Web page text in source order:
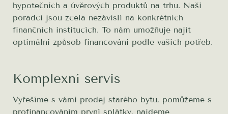
hypotečních a úvěrových produktů na trhu. Naši
poradci jsou zcela nezávislí na konkrétních
finančních institucích. To nám umožňuje najít
optimální způsob financování podle vašich potřeb.
Komplexní servis
Vyřešíme s vámi prodej starého bytu, pomůžeme s
profinancováním první splátky, najdeme